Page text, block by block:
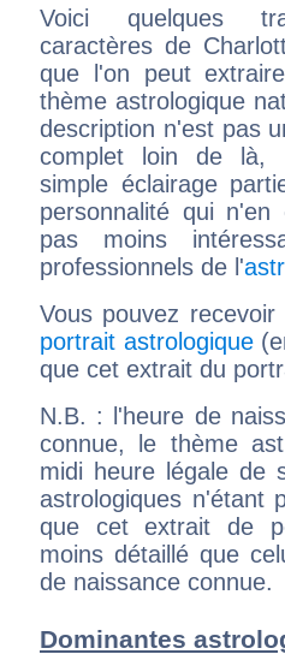
Voici quelques
caractères de
que l'on peut
thème astrologique
description n'est pas
complet loin de là,
simple éclairage
personnalité qui n'en
pas moins
professionnels de l'
Vous pouvez
portrait astrologique
que cet extrait du
N.B. : l'heure de
connue, le thème
midi heure légale de
astrologiques n'étant
que cet extrait de
moins détaillé que
de naissance connue.
Dominantes